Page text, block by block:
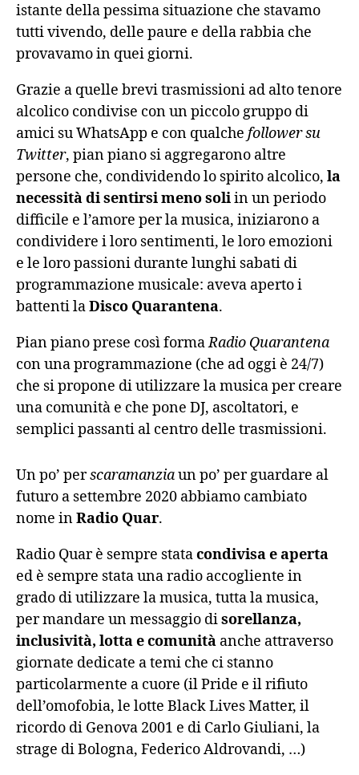
istante della pessima situazione che stavamo
tutti vivendo, delle paure e della rabbia che
provavamo in quei giorni.
Grazie a quelle brevi trasmissioni ad alto tenore
alcolico condivise con un piccolo gruppo di
amici su WhatsApp e con qualche follower su
Twitter, pian piano si aggregarono altre
persone che, condividendo lo spirito alcolico, la
necessità di sentirsi meno soliin un periodo
difficile e l’amore per la musica, iniziarono a
condividere i loro sentimenti, le loro emozioni
e le loro passioni durante lunghi sabati di
programmazione musicale: aveva aperto i
battenti laDisco Quarantena.
Pian piano prese così formaRadio Quarantena
con una programmazione (che ad oggi è 24/7)
che si propone di utilizzare la musica per creare
una comunità e che pone DJ, ascoltatori, e
semplici passanti al centro delle trasmissioni.
Un po’ perscaramanziaun po’ per guardare al
futuro a settembre 2020 abbiamo cambiato
nome inRadio Quar.
Radio Quar è sempre statacondivisa e aperta
ed è sempre stata una radio accogliente in
grado di utilizzare la musica, tutta la musica,
per mandare un messaggio disorellanza,
inclusività, lotta e comunità anche attraverso
giornate dedicate a temi che ci stanno
particolarmente a cuore (il Pride e il rifiuto
dell’omofobia, le lotte Black Lives Matter, il
ricordo di Genova 2001 e di Carlo Giuliani, la
strage di Bologna, Federico Aldrovandi, …)